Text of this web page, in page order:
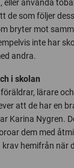
eller använda
de som följer
bryter mot
inte har
andra.
i skolan
lärare
att de har en
Karina Nygren.
dem med
krav hemifrån när